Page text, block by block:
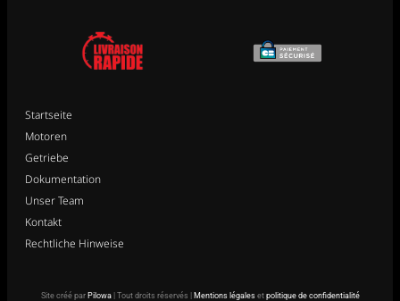
Startseite
Motoren
Getriebe
Dokumentation
Unser Team
Kontakt
Rechtliche Hinweise
Site créé par Pilowa| Tout droits réservés | Mentions légaleset politique de confidentialité